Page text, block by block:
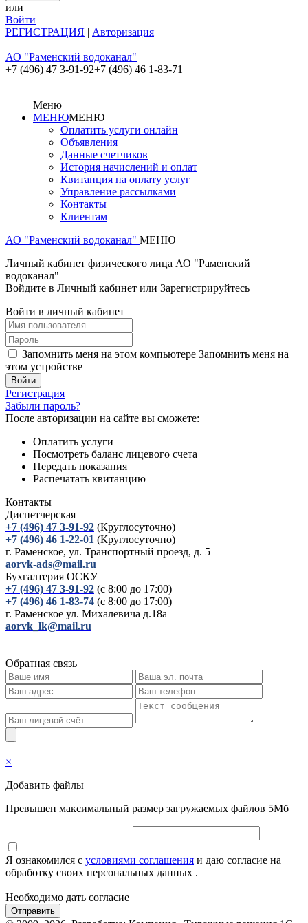
или
Войти
РЕГИСТРАЦИЯ | Авторизация
АО "Раменский водоканал"
+7 (496) 47 3-91-92+7 (496) 46 1-83-71
Меню
МЕНЮМЕНЮ
Оплатить услуги онлайн
Объявления
Данные счетчиков
История начислений и оплат
Квитанция на оплату услуг
Управление рассылками
Контакты
Клиентам
АО "Раменский водоканал" МЕНЮ
Личный кабинет физического лица АО "Раменский
водоканал"
Войдите в Личный кабинет или Зарегистрируйтесь
Войти в личный кабинет
Запомнить меня на этом компьютере Запомнить меня на
этом устройстве
Регистрация
Забыли пароль?
После авторизации на сайте вы сможете:
Оплатить услуги
Посмотреть баланс лицевого счета
Передать показания
Распечатать квитанцию
Контакты
Диспетчерская
+7 (496) 47 3-91-92 (Круглосуточно)
+7 (496) 46 1-22-01 (Круглосуточно)
г. Раменское, ул. Транспортный проезд, д. 5
aorvk-ads@mail.ru
Бухгалтерия ОСКУ
+7 (496) 47 3-91-92 (с 8:00 до 17:00)
+7 (496) 46 1-83-74 (с 8:00 до 17:00)
г. Раменское ул. Михалевича д.18а
aorvk_lk@mail.ru
Обратная связь
×
Добавить файлы
Превышен максимальный размер загружаемых файлов 5Мб
Я ознакомился с условиями соглашения и даю согласие на
обработку своих персональных данных .
Необходимо дать согласие
Отправить